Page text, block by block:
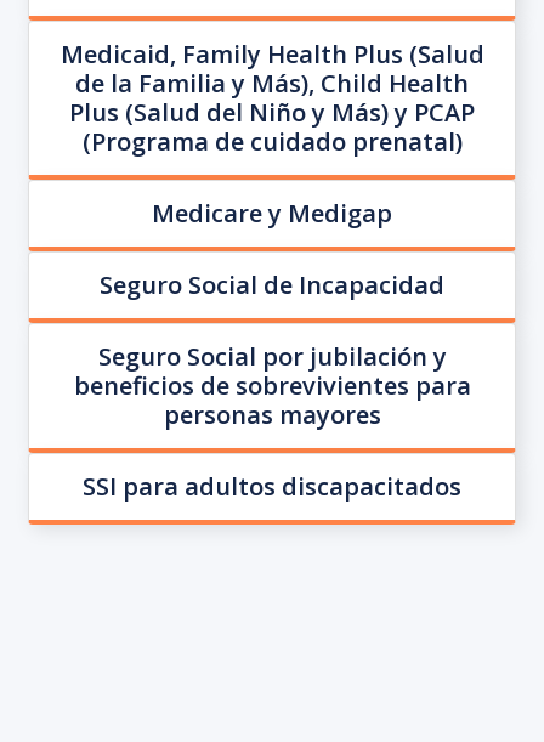
Medicaid, Family Health Plus (Salud
de la Familia y Más), Child Health
Plus (Salud del Niño y Más) y PCAP
(Programa de cuidado prenatal)
Medicare y Medigap
Seguro Social de Incapacidad
Seguro Social por jubilación y
beneficios de sobrevivientes para
personas mayores
SSI para adultos discapacitados